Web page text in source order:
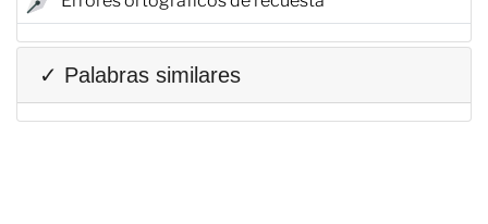
✓ Palabras similares